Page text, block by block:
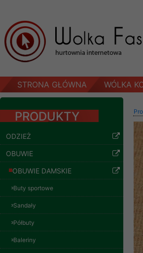
STRONA GŁÓWNA WÓLKA
PRODUKTY
ODZIEŻ
OBUWIE
OBUWIE DAMSKIE
Buty sportowe
Sandały
Półbuty
Baleriny